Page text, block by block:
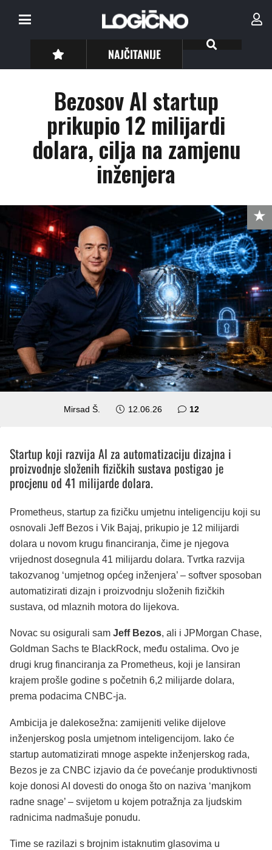
NAJČITANIJE
Bezosov AI startup
prikupio 12 milijardi
dolara, cilja na zamjenu
inženjera
Mirsad Š. 12.06.26 12
Startup koji razvija AI za automatizaciju dizajna i
proizvodnje složenih fizičkih sustava postigao je
procjenu od 41 milijarde dolara.
Prometheus, startup za fizičku umjetnu inteligenciju koji su
osnovali Jeff Bezos i Vik Bajaj, prikupio je 12 milijardi
dolara u novom krugu financiranja, čime je njegova
vrijednost dosegnula 41 milijardu dolara. Tvrtka razvija
takozvanog ‘umjetnog općeg inženjera’ – softver sposoban
automatizirati dizajn i proizvodnju složenih fizičkih
sustava, od mlaznih motora do lijekova.
Novac su osigurali sam Jeff Bezos, ali i JPMorgan Chase,
Goldman Sachs te BlackRock, među ostalima. Ovo je
drugi krug financiranja za Prometheus, koji je lansiran
krajem prošle godine s početnih 6,2 milijarde dolara,
prema podacima CNBC-ja.
Ambicija je dalekosežna: zamijeniti velike dijelove
inženjerskog posla umjetnom inteligencijom. Iako će
startup automatizirati mnoge aspekte inženjerskog rada,
Bezos je za CNBC izjavio da će povećanje produktivnosti
koje donosi AI dovesti do onoga što on naziva ‘manjkom
radne snage’ – svijetom u kojem potražnja za ljudskim
radnicima nadmašuje ponudu.
Time se razilazi s brojnim istaknutim glasovima u